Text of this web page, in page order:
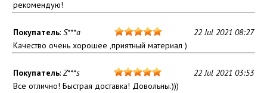
рекомендую!
Покупатель: S***a
22 Jul 2021 08:27
Качество очень хорошее ,приятный материал )
Покупатель: Z***s
22 Jul 2021 03:53
Все отлично! Быстрая доставка! Довольны.)))